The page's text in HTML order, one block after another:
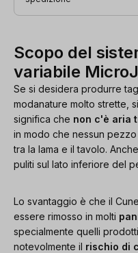
Scopo del
variabile
Se si desidera produrre
modanature molto strette,
significa che non c'è aria
in modo che nessun
tra la lama e il tavolo.
puliti sul lato inferiore del
Lo svantaggio è che il
essere rimosso in molti
specialmente quelli
notevolmente il rischio di